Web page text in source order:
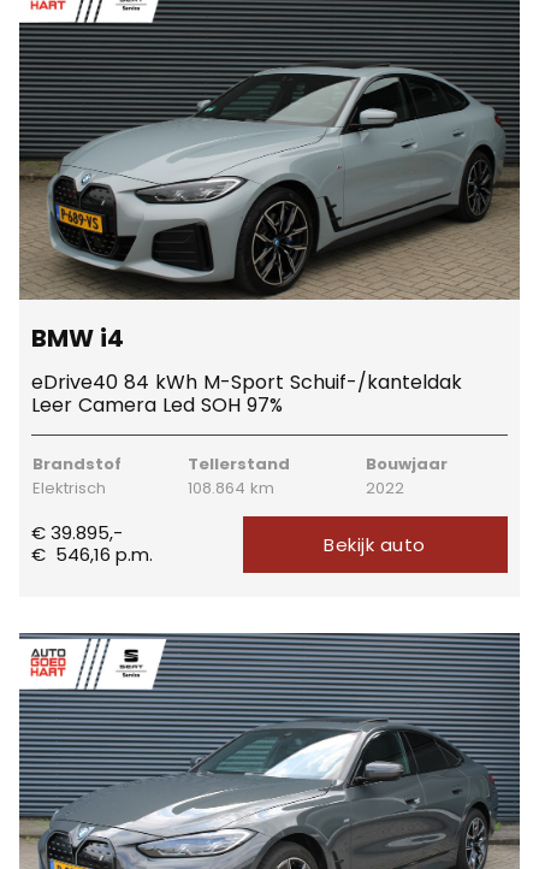
BMW i4
eDrive40 84 kWh M-Sport Schuif-/kanteldak
Leer Camera Led SOH 97%
Brandstof
Elektrisch
Tellerstand
108.864 km
Bouwjaar
2022
€ 39.895,-
€ 546,16 p.m. Bekijk auto